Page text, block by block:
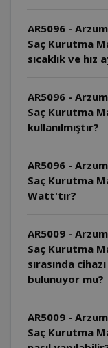
AR5096 -
Saç Kurutma
sıcaklık ve hız
AR5096 -
Saç Kurutma
kullanılmıştır?
AR5096 -
Saç Kurutma
Watt'tır?
AR5009 -
Saç Kurutma
sırasında
bulunuyor mu?
AR5009 -
Saç Kurutma